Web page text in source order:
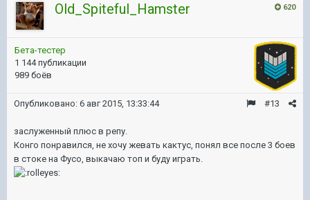
620
Old_Spiteful_Hamster
Бета-тестер
1 144 публикации
989 боёв
#13
Опубликовано: 6 авг 2015, 13:33:44
заслуженный плюс в репу.
Конго понравился, не хочу жевать кактус, понял все после 3 боев
в стоке на Фусо, выкачаю топ и буду играть.